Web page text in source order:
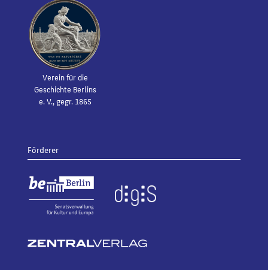
Verein für die
Geschichte Berlins
e. V., gegr. 1865
Förderer